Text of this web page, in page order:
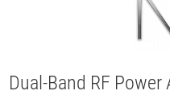
Dual-Band RF